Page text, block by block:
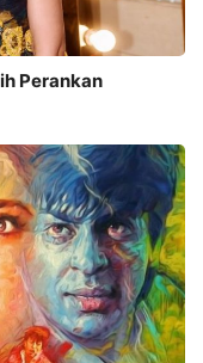
Perankan